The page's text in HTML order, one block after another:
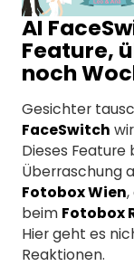
AI
Feature,
noch
Gesichter
FaceSwitch
Dieses Feature
Überraschung
Fotobox Wien
beim Fotobox
Hier geht es
Reaktionen.